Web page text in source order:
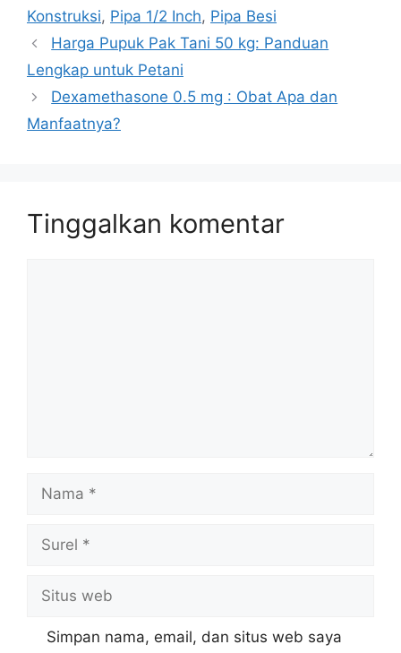
Konstruksi, Pipa 1/2 Inch, Pipa Besi
Harga Pupuk Pak Tani 50 kg: Panduan
Lengkap untuk Petani
Dexamethasone 0.5 mg : Obat Apa dan
Manfaatnya?
Tinggalkan komentar
Nama
Surel
Situs
web
Simpan nama, email, dan situs web saya